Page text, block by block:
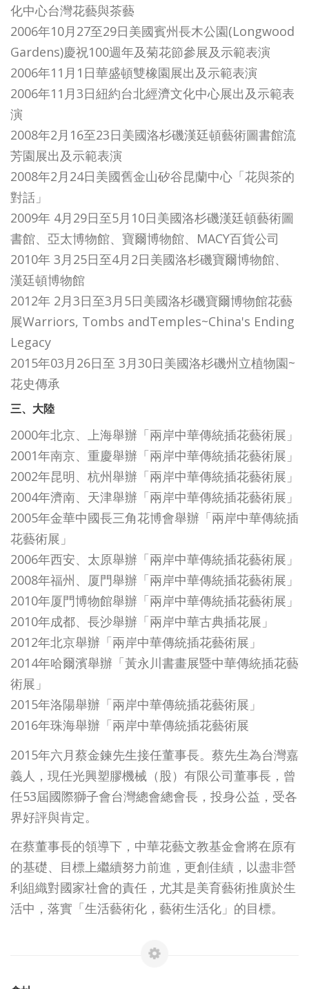
化中心台灣花藝與茶藝
2006年10月27至29日美國賓州長木公園(Longwood
Gardens)慶祝100週年及菊花節參展及示範表演
2006年11月1日華盛頓雙橡園展出及示範表演
2006年11月3日紐約台北經濟文化中心展出及示範表
演
2008年2月16至23日美國洛杉磯漢廷頓藝術圖書館流
芳園展出及示範表演
2008年2月24日美國舊金山矽谷昆蘭中心「花與茶的
對話」
2009年 4月29日至5月10日美國洛杉磯漢廷頓藝術圖
書館、亞太博物館、寶爾博物館、MACY百貨公司
2010年 3月25日至4月2日美國洛杉磯寶爾博物館、
漢廷頓博物館
2012年 2月3日至3月5日美國洛杉磯寶爾博物館花藝
展Warriors, Tombs andTemples~China's Ending
Legacy
2015年03月26日至 3月30日美國洛杉磯州立植物園~
花史傳承
三、大陸
2000年北京、上海舉辦「兩岸中華傳統插花藝術展」
2001年南京、重慶舉辦「兩岸中華傳統插花藝術展」
2002年昆明、杭州舉辦「兩岸中華傳統插花藝術展」
2004年濟南、天津舉辦「兩岸中華傳統插花藝術展」
2005年金華中國長三角花博會舉辦「兩岸中華傳統插
花藝術展」
2006年西安、太原舉辦「兩岸中華傳統插花藝術展」
2008年福州、厦門舉辦「兩岸中華傳統插花藝術展」
2010年厦門博物館舉辦「兩岸中華傳統插花藝術展」
2010年成都、長沙舉辦「兩岸中華古典插花展」
2012年北京舉辦「兩岸中華傳統插花藝術展」
2014年哈爾濱舉辦「黃永川書畫展暨中華傳統插花藝
術展」
2015年洛陽舉辦「兩岸中華傳統插花藝術展」
2016年珠海舉辦「兩岸中華傳統插花藝術展
2015年六月蔡金鍊先生接任董事長。蔡先生為台灣嘉
義人，現任光興塑膠機械（股）有限公司董事長，曾
任53屆國際獅子會台灣總會總會長，投身公益，受各
界好評與肯定。
在蔡董事長的領導下，中華花藝文教基金會將在原有
的基礎、目標上繼續努力前進，更創佳績，以盡非營
利組織對國家社會的責任，尤其是美育藝術推廣於生
活中，落實「生活藝術化，藝術生活化」的目標。